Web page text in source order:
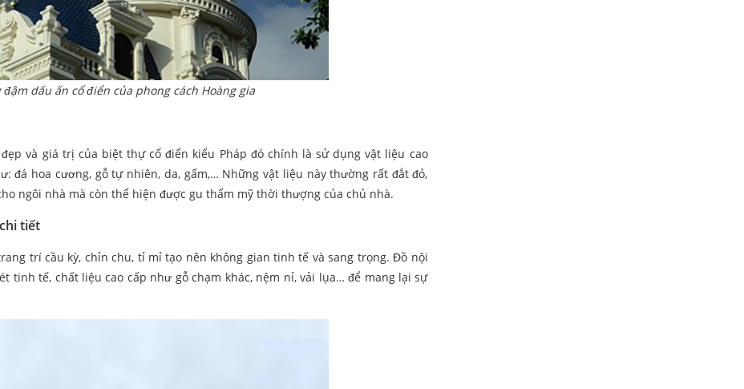
dấu ấn cổ điển của phong cách Hoàng gia
và giá trị của biệt thự cổ điển kiểu Pháp đó chính là sử dụng vật liệu cao
đá hoa cương, gỗ tự nhiên, da, gấm,… Những vật liệu này thường rất đắt đỏ,
ngôi nhà mà còn thể hiện được gu thẩm mỹ thời thượng của chủ nhà.
tiết
trí cầu kỳ, chỉn chu, tỉ mỉtạo nên không gian tinh tế và sang trọng. Đồ nội
tinh tế, chất liệu cao cấp như gỗ chạm khác, nệm nỉ, vải lụa… để mang lại sự